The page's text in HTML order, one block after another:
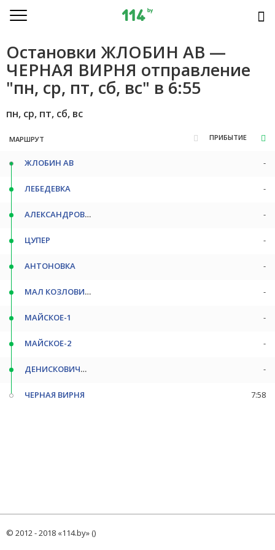
Остановки ЖЛОБИН АВ —
ЧЕРНАЯ ВИРНЯ отправление
"пн, ср, пт, сб, вс" в 6:55
пн, ср, пт, сб, вс
МАРШРУТ ПРИБЫТИЕ
ЖЛОБИН АВ -
ЛЕБЕДЕВКА -
АЛЕКСАНДРОВКА -
ЦУПЕР -
АНТОНОВКА -
МАЛ КОЗЛОВИЧИ -
МАЙСКОЕ-1 -
МАЙСКОЕ-2 -
ДЕНИСКОВИЧИ-1 -
ЧЕРНАЯ ВИРНЯ 7:58
© 2012 - 2018 «114.by» ()